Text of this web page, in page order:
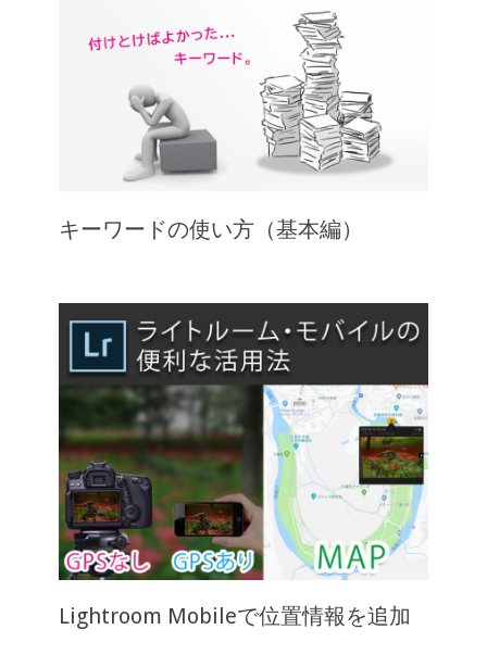
キーワードの使い方（基本編）
Lightroom Mobileで位置情報を追加